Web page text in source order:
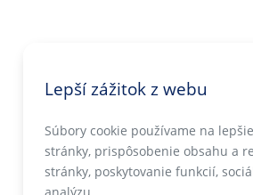
Lepší zážitok z webu
Súbory cookie používame na
stránky, prispôsobenie obsahu a
stránky, poskytovanie funkcií,